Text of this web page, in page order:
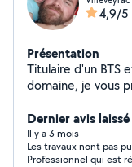
4,9/5
Présentation
Titulaire d'un BTS
domaine, je vous
des prix honnêtes
Dernier avis
Il y a 3 mois
Les travaux nont pas
Professionnel qui est